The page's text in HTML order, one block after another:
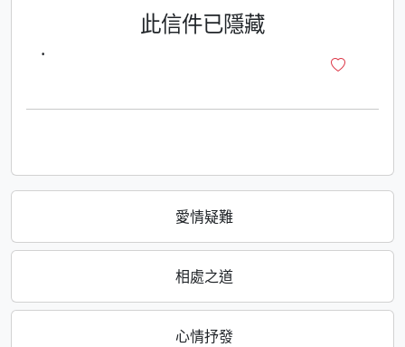
愛情疑難
相處之道
心情抒發
此信件已隱藏
·